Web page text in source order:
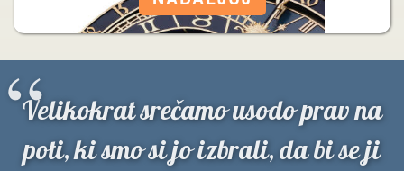
Velikokrat srečamo usodo prav na
poti, ki smo si jo izbrali, da bi se ji
“